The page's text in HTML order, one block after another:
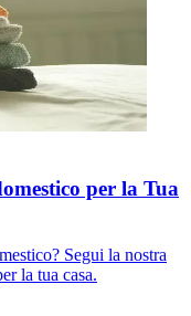
per la Tua
Segui la nostra
la tua casa.